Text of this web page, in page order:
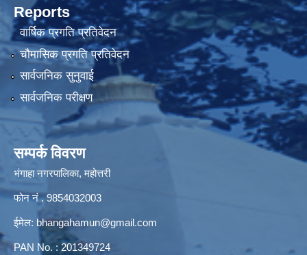
Reports
वार्षिक प्रगति प्रतिवेदन
चौमासिक प्रगति प्रतिवेदन
सार्वजनिक सुनुवाई
सार्वजनिक परीक्षण
सम्पर्क विवरण
भंगाहा नगरपालिका, महोत्तरी
फोन नं . 9854032003
ईमेल: bhangahamun@gmail.com
PAN No. : 201349724